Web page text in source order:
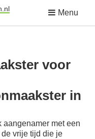
Menu
voor
in
aangenamer met een
vrije tijd die je